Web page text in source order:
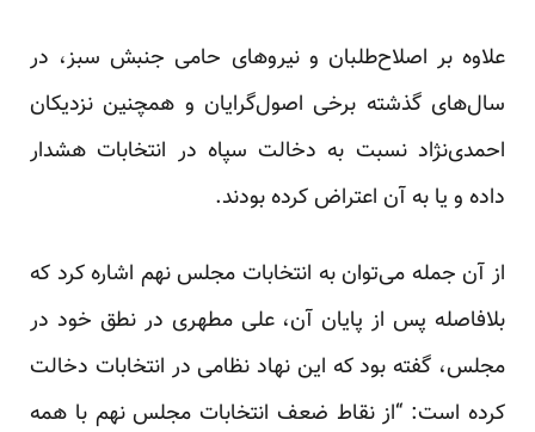
علاوه بر اصلاح‌طلبان و نیروهای حامی جنبش سبز، در
سال‌های گذشته برخی اصول‌گرایان و همچنین نزدیکان
احمدی‌نژاد نسبت به دخالت سپاه در انتخابات هشدار
داده و یا به آن اعتراض کرده بودند.
از آن جمله می‌توان به انتخابات مجلس نهم اشاره کرد که
بلافاصله پس از پایان آن، علی مطهری در نطق خود در
مجلس، گفته بود که این نهاد نظامی در انتخابات دخالت
کرده است: “از نقاط ضعف انتخابات مجلس نهم با همه